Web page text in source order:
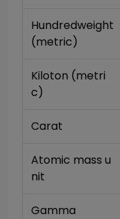
Hundredweight
(metric)
Kiloton (metri
c)
Carat
Atomic mass u
nit
Gamma